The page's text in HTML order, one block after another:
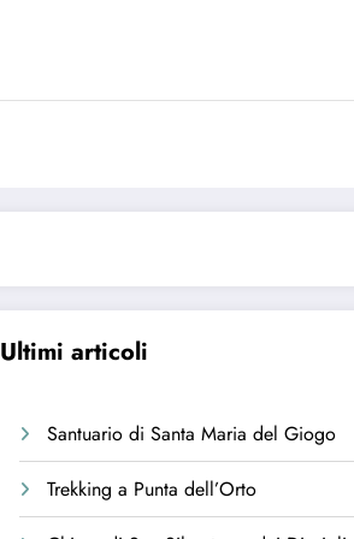
Ultimi articoli
Santuario di Santa Maria del Giogo
Trekking a Punta dell’Orto